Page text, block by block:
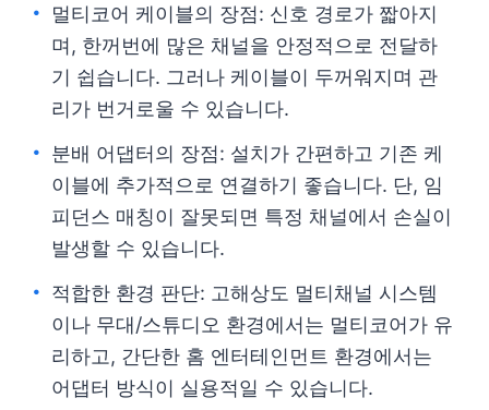
멀티코어 케이블의 장점: 신호 경로가 짧아지
며, 한꺼번에 많은 채널을 안정적으로 전달하
기 쉽습니다. 그러나 케이블이 두꺼워지며 관
리가 번거로울 수 있습니다.
분배 어댑터의 장점: 설치가 간편하고 기존 케
이블에 추가적으로 연결하기 좋습니다. 단, 임
피던스 매칭이 잘못되면 특정 채널에서 손실이
발생할 수 있습니다.
적합한 환경 판단: 고해상도 멀티채널 시스템
이나 무대/스튜디오 환경에서는 멀티코어가 유
리하고, 간단한 홈 엔터테인먼트 환경에서는
어댑터 방식이 실용적일 수 있습니다.